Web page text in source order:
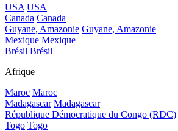
USA USA
Canada Canada
Guyane, Amazonie Guyane, Amazonie
Mexique Mexique
Brésil Brésil
Afrique
Maroc Maroc
Madagascar Madagascar
République Démocratique du Congo (RDC)
Togo Togo